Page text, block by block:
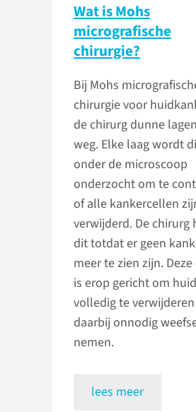
Wat is Mohs
micrografische
chirurgie?
Bij Mohs
chirurgie voor
de chirurg dunne
weg. Elke laag wordt
onder de microscoop
onderzocht om te
of alle kankercellen
verwijderd. De chirurg
dit totdat er geen
meer te zien zijn.
is erop gericht om
volledig te
daarbij onnodig
nemen.
lees meer